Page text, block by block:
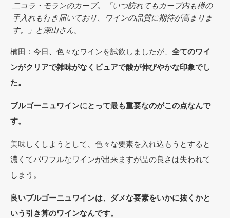
二コラ・モランのカーブ。「いつ訪れてもカーブ内も樽の
手入れも行き届いており、ワインの品質に期待が高まりま
す。」と深山さん。
楠田：今日、色々なワインを試飲しましたが、 全てのワイ
ンがクリアで雑味がなくピュアで酸が伸びやかな印象でし
た。
ブルゴーニュワインにとって最も重要なのがこの点なんで
す。
美味しくしようとして、色々な要素を入れ込もうとすると
濃くてパワフルなワインが出来ますが品の良さは失われて
しまう。
良いブルゴーニュワインは、ダメな要素をいかに抜くかと
いう引き算のワインなんです。